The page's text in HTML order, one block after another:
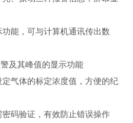
能，可与计算机通讯传出数
及其峰值的显示功能
气体的标定浓度值，方便的纪
码验证，有效防止错误操作